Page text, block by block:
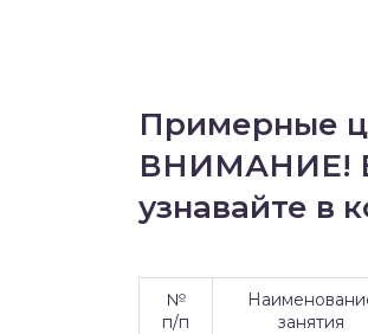
Примерные
ВНИМАНИЕ!
узнавайте в
№
п/п
занятия